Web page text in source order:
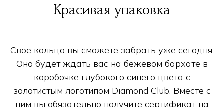
Красивая упаковка
Свое кольцо вы сможете забрать уже сегодня.
Оно будет ждать вас на бежевом бархате в
коробочке глубокого синего цвета с
золотистым логотипом Diamond Club. Вместе с
ним вы обязательно получите сертификат на